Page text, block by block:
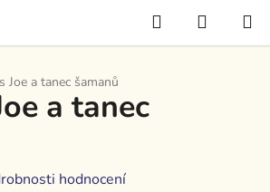
Hledat
KOŠÍK
Joe a tanec šamanů
a tanec
hodnocení